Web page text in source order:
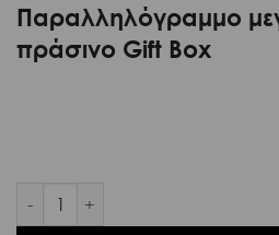
Παραλληλόγραμμο
πράσινο Gift Box
Παραλληλόγραμμο μεγάλο κουτί